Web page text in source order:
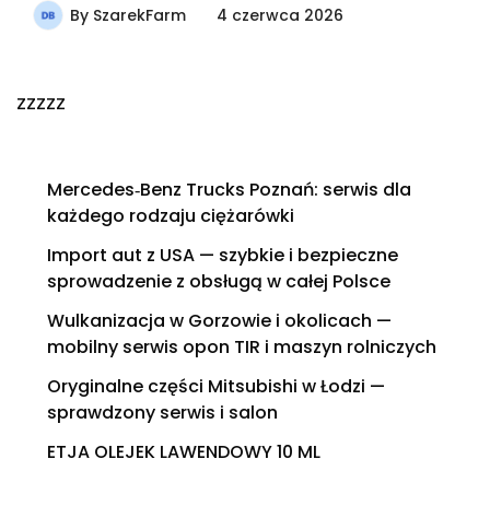
By SzarekFarm 4 czerwca 2026
zzzzz
Mercedes‑Benz Trucks Poznań: serwis dla
każdego rodzaju ciężarówki
Import aut z USA — szybkie i bezpieczne
sprowadzenie z obsługą w całej Polsce
Wulkanizacja w Gorzowie i okolicach —
mobilny serwis opon TIR i maszyn rolniczych
Oryginalne części Mitsubishi w Łodzi —
sprawdzony serwis i salon
ETJA OLEJEK LAWENDOWY 10 ML